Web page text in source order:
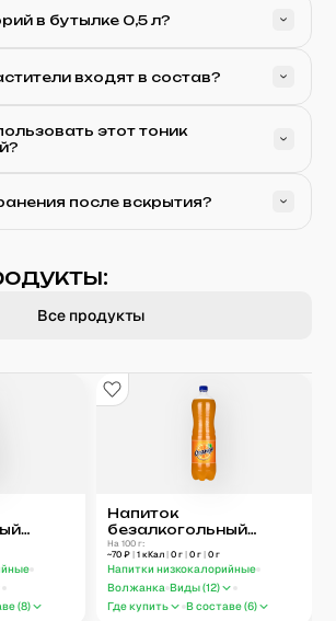
в бутылке 0,5 л?
входят в состав?
этот тоник
после вскрытия?
Все продукты
(8)
Напиток
безалкогольный
Волжанка Orange 1,5 л
На 100 г:
~70 ₽ | 1 кКал | 0 г | 0 г | 0 г
Напитки низкокалорийные
Волжанка Виды (12)
Где купить
В составе (6)